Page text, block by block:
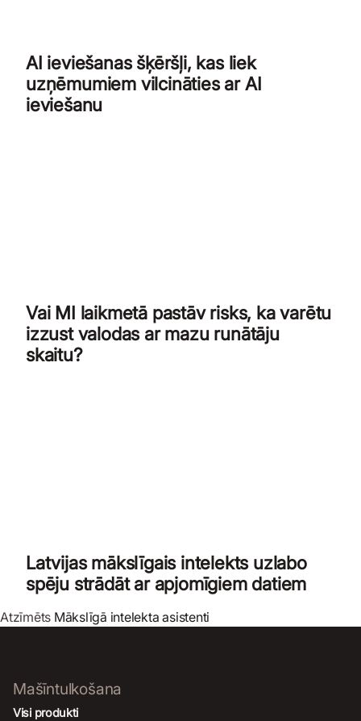
AI ieviešanas šķēršļi, kas liek
uzņēmumiem vilcināties ar AI
ieviešanu
Vai MI laikmetā pastāv risks, ka varētu
izzust valodas ar mazu runātāju
skaitu?
Latvijas mākslīgais intelekts uzlabo
spēju strādāt ar apjomīgiem datiem
Atzīmēts Mākslīgā intelekta asistenti
Mašīntulkošana
Visi produkti